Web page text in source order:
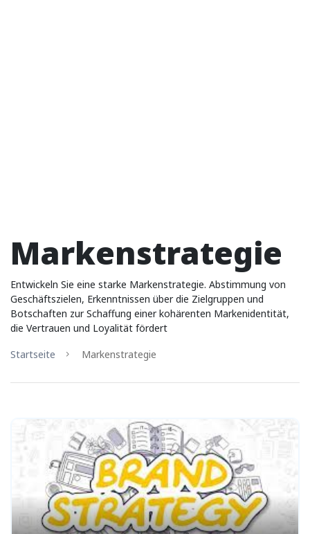
Markenstrategie
Entwickeln Sie eine starke Markenstrategie. Abstimmung von
Geschäftszielen, Erkenntnissen über die Zielgruppen und
Botschaften zur Schaffung einer kohärenten Markenidentität,
die Vertrauen und Loyalität fördert
Startseite
Markenstrategie